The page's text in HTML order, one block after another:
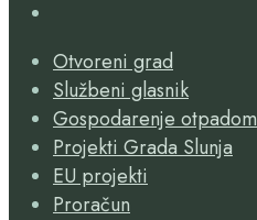
Window
Otvoreni grad
Službeni glasnik
Gospodarenje otpadom
Projekti Grada Slunja
EU projekti
Proračun